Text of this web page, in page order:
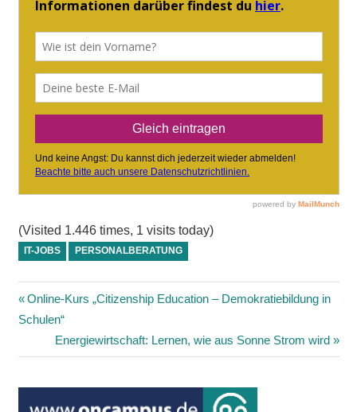
(Visited 1.446 times, 1 visits today)
IT-JOBS PERSONALBERATUNG
Beitragsnavigation
Vorheriger
Beitrag:
Online-Kurs „Citizenship Education – Demokratiebildung in
Schulen“
Nächster
Beitrag:
Energiewirtschaft: Lernen, wie aus Sonne Strom wird